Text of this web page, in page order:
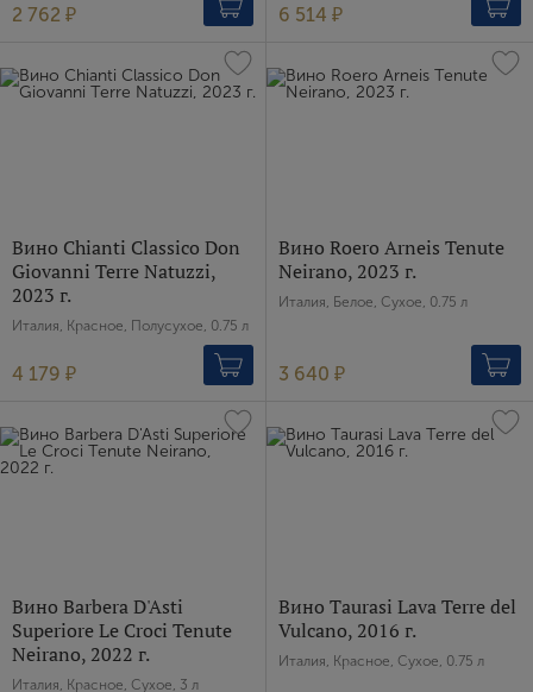
2 762 ₽ 6 514 ₽
Вино Chianti Classico Don
Giovanni Terre Natuzzi,
2023 г.
Италия, Красное, Полусухое, 0.75 л
4 179 ₽
Вино Roero Arneis Tenute
Neirano, 2023 г.
Италия, Белое, Сухое, 0.75 л
3 640 ₽
Вино Barbera D'Asti
Superiore Le Croci Tenute
Neirano, 2022 г.
Италия, Красное, Сухое, 3 л
Вино Taurasi Lava Terre del
Vulcano, 2016 г.
Италия, Красное, Сухое, 0.75 л
Зарегистрироваться